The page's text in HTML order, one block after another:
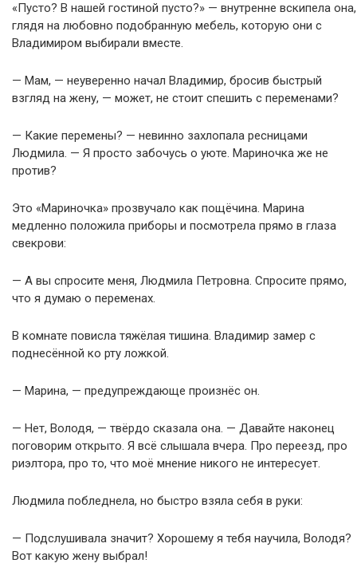
«Пусто? В нашей гостиной пусто?» — внутренне вскипела она,
глядя на любовно подобранную мебель, которую они с
Владимиром выбирали вместе.
— Мам, — неуверенно начал Владимир, бросив быстрый
взгляд на жену, — может, не стоит спешить с переменами?
— Какие перемены? — невинно захлопала ресницами
Людмила. — Я просто забочусь о уюте. Мариночка же не
против?
Это «Мариночка» прозвучало как пощёчина. Марина
медленно положила приборы и посмотрела прямо в глаза
свекрови:
— А вы спросите меня, Людмила Петровна. Спросите прямо,
что я думаю о переменах.
В комнате повисла тяжёлая тишина. Владимир замер с
поднесённой ко рту ложкой.
— Марина, — предупреждающе произнёс он.
— Нет, Володя, — твёрдо сказала она. — Давайте наконец
поговорим открыто. Я всё слышала вчера. Про переезд, про
риэлтора, про то, что моё мнение никого не интересует.
Людмила побледнела, но быстро взяла себя в руки:
— Подслушивала значит? Хорошему я тебя научила, Володя?
Вот какую жену выбрал!